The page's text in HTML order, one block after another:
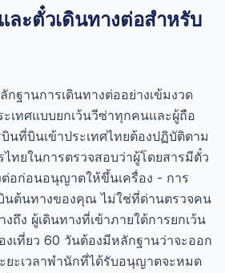
ะตั๋วเดินทางต่อสำหรับ
กฐานการเดินทางต่ออย่างเข้มงวด
ะเทศแบบยกเว้นวีซ่าทุกคนและผู้ถือ
นที่บินเข้าประเทศไทยต้องปฏิบัติตาม
ทยในการตรวจสอบว่าผู้โดยสารมีตั๋ว
อก่อนอนุญาตให้ขึ้นเครื่อง - การ
นต้นทางของคุณ ไม่ใช่ที่ด่านตรวจคน
งถึง ผู้เดินทางที่เข้าภายใต้การยกเว้น
เที่ยว 60 วันต้องมีหลักฐานว่าจะออก
ยะเวลาพำนักที่ได้รับอนุญาตจะหมด